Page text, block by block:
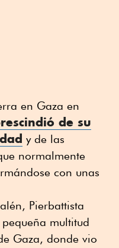
en Gaza en
de su
y de las
normalmente
con unas
Pierbattista
multitud
Gaza, donde vio